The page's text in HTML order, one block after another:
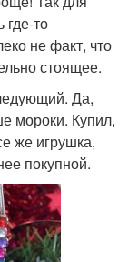
где-то
не факт, что
стоящее.
Да,
мороки. Купил,
же игрушка,
покупной.